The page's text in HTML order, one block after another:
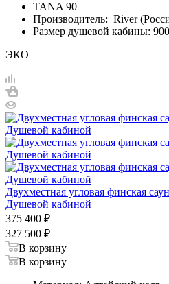
TANA 90
Производитель: River
Размер душевой кабины:
ЭКО
Двухместная угловая финская
Душевой кабиной
375 400 ₽
327 500 ₽
В корзину
В корзину